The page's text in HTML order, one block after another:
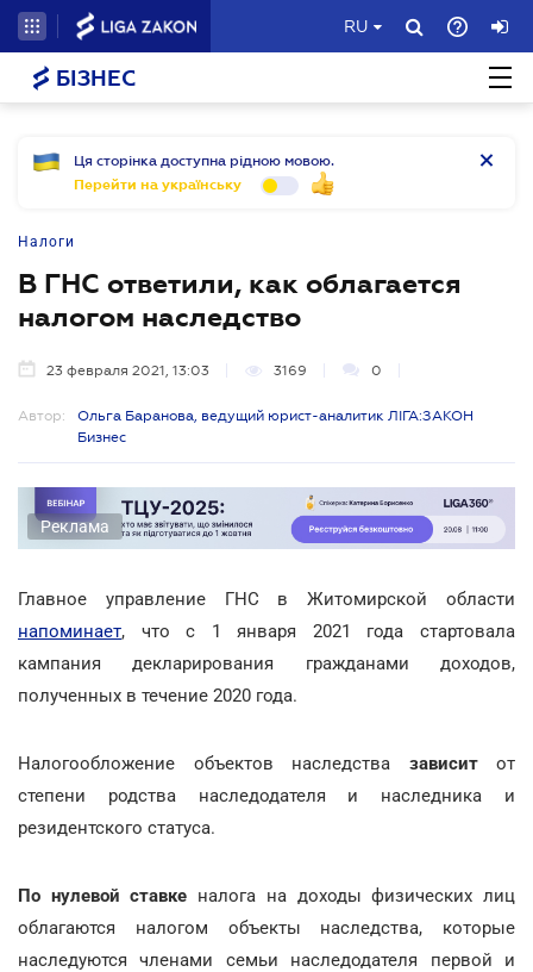
RU
БІЗНЕС
Ця сторінка доступна рідною мовою.
Перейти на українську
Налоги
В ГНС ответили, как облагается
налогом наследство
23 февраля 2021, 13:03 3169 0
Автор:
Ольга Баранова, ведущий юрист-аналитик ЛІГА:ЗАКОН
Бизнес
Реклама
Главное управление ГНС в Житомирской области
напоминает, что с 1 января 2021 года стартовала
кампания декларирования гражданами доходов,
полученных в течение 2020 года.
Налогообложение объектов наследства зависитот
степени родства наследодателя и наследника и
резидентского статуса.
По нулевой ставке налога на доходы физических лиц
облагаются налогом объекты наследства, которые
наследуются членами семьи наследодателя первой и